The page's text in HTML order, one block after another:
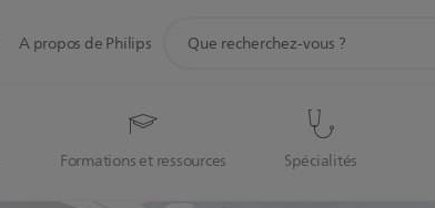
Formations et ressources Spécialités
A propos de Philips